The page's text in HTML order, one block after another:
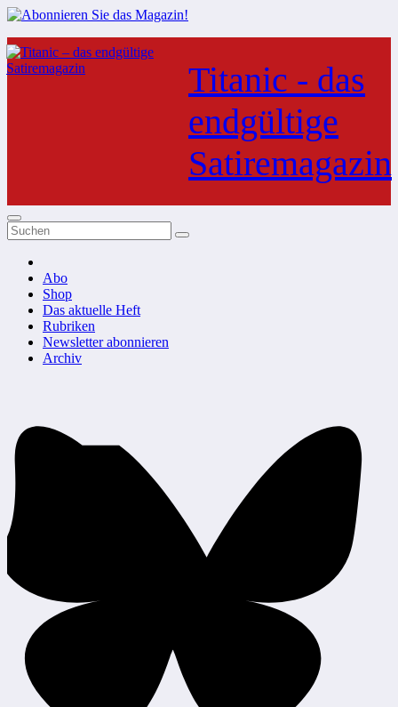
Zum
Inhalt
springen
Titanic - das
endgültige
Satiremagazin
Abo
Shop
Das aktuelle Heft
Rubriken
Newsletter abonnieren
Archiv